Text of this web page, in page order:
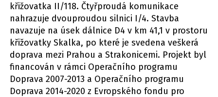
křižovatka II/118. Čtyřproudá komunikace
nahrazuje dvouproudou silnici I/4. Stavba
navazuje na úsek dálnice D4 v km 41,1 v prostoru
křižovatky Skalka, po které je svedena veškerá
doprava mezi Prahou a Strakonicemi. Projekt byl
financován v rámci Operačního programu
Doprava 2007-2013 a Operačního programu
Doprava 2014-2020 z Evropského fondu pro